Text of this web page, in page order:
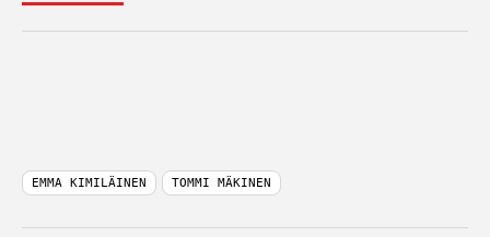
EMMA KIMILÄINEN TOMMI MÄKINEN